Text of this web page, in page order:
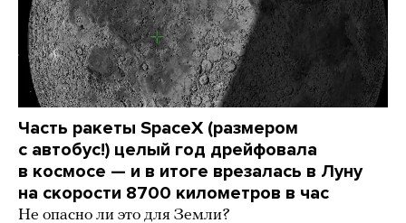
Часть ракеты SpaceX (размером
с автобус!) целый год дрейфовала
в космосе — и в итоге врезалась в Луну
на скорости 8700 километров в час
Не опасно ли это для Земли?